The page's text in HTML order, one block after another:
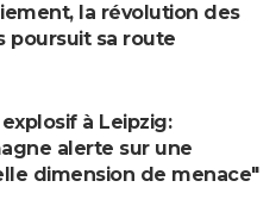
la révolution des
poursuit sa route
à Leipzig:
alerte sur une
dimension de menace"